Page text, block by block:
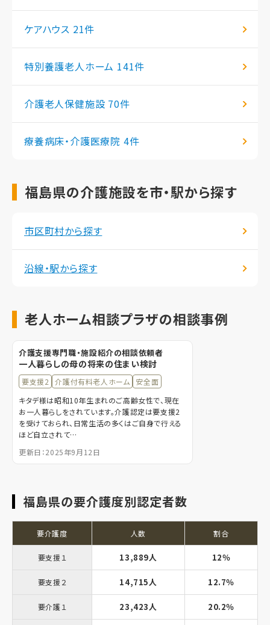
ケアハウス 21件
特別養護老人ホーム 141件
介護老人保健施設 70件
療養病床・介護医療院 4件
福島県の介護施設を市・駅から探す
市区町村から探す
沿線・駅から探す
老人ホーム相談プラザの相談事例
介護支援専門職・施設紹介の相談依頼者
一人暮らしの母の将来の住まい検討
要支援2 介護付有料老人ホーム
安全面
キタデ様は昭和10年生まれのご高齢女性で、現在
お一人暮らしをされています。介護認定は要支援2
を受けておられ、日常生活の多くはご自身で行える
ほど自立されて…
更新日：2025年9月12日
福島県の要介護度別認定者数
要介護度 人数 割合
要支援１ 13,889人 12％
要支援２ 14,715人 12.7％
要介護１ 23,423人 20.2％